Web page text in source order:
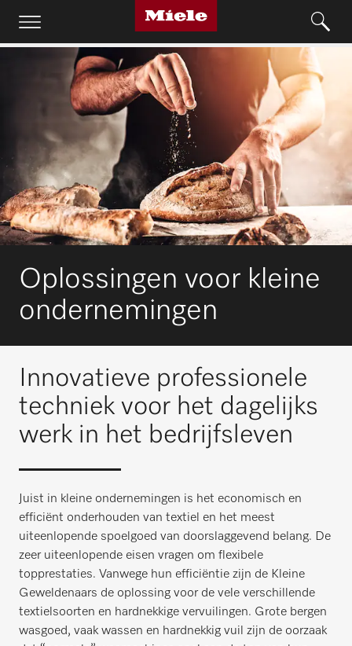
Oplossingen voor kleine
ondernemingen
Innovatieve professionele
techniek voor het dagelijks
werk in het bedrijfsleven
Juist in kleine ondernemingen is het economisch en
efficiënt onderhouden van textiel en het meest
uiteenlopende spoelgoed van doorslaggevend belang. De
zeer uiteenlopende eisen vragen om flexibele
topprestaties. Vanwege hun efficiëntie zijn de Kleine
Geweldenaars de oplossing voor de vele verschillende
textielsoorten en hardnekkige vervuilingen. Grote bergen
wasgoed, vaak wassen en hardnekkig vuil zijn de oorzaak